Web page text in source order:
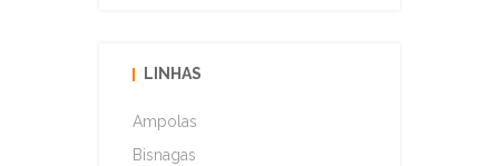
LINHAS
Ampolas
Bisnagas